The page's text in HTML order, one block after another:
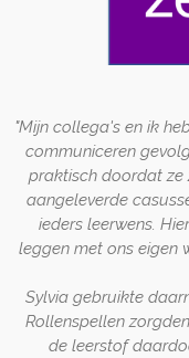
"Mijn collega's en ik
communiceren
praktisch doordat ze
aangeleverde
ieders leerwens.
leggen met ons eigen
Sylvia gebruikte
Rollenspellen
de leerstof